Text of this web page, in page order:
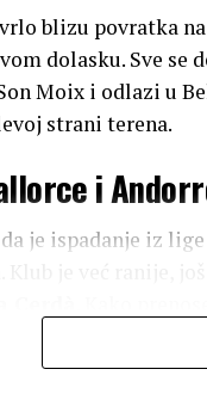
blizu povratka na
dolasku. Sve se
Moix i odlazi u
strani terena.
i
je ispadanje iz
je još samo da se